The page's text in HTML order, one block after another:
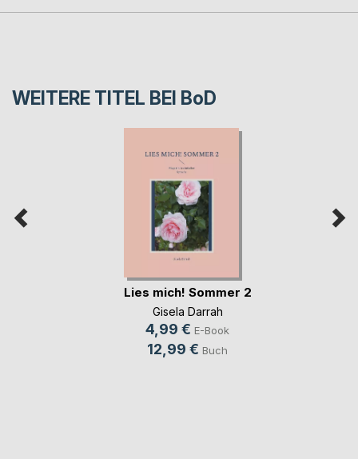
WEITERE TITEL BEI BoD
Lies mich! Sommer 2
Gisela Darrah
4,99 € E-Book
12,99 € Buch